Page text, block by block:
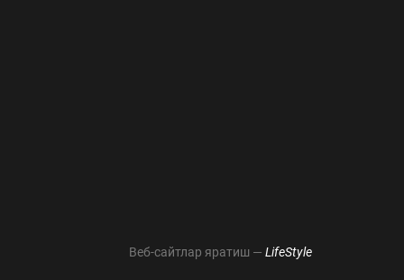
Веб-сайтлар яратиш — LifeStyle